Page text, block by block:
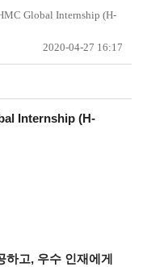
Global Internship (H-
2020-04-27 16:17
Internship (H-
고, 우수 인재에게